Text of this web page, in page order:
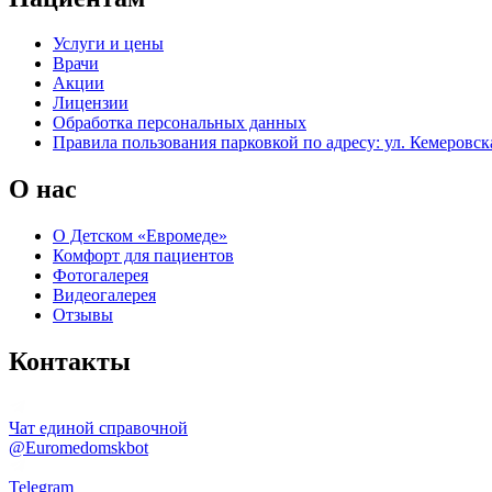
Услуги и цены
Врачи
Акции
Лицензии
Обработка персональных данных
Правила пользования парковкой по адресу: ул.
О нас
О Детском «Евромеде»
Комфорт для пациентов
Фотогалерея
Видеогалерея
Отзывы
Контакты
Чат единой справочной
@Euromedomskbot
Telegram